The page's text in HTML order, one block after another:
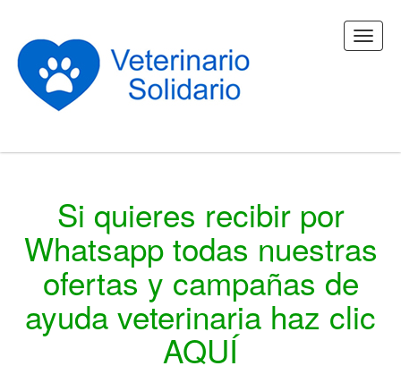
Si quieres recibir por
Whatsapp todas nuestras
ofertas y campañas de
ayuda veterinaria haz clic
AQUÍ